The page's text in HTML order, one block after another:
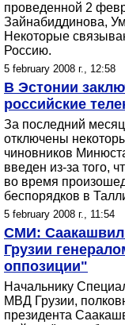
проведенной 2
Зайнабиддинова,
Некоторые
Россию.
5 february 2008 г., 12:58
В Эстонии
российские
За последний
отключены
чиновников
введен из-за того,
во время
беспорядков в
5 february 2008 г., 11:54
СМИ:
Грузии
оппозиции"
Начальнику
МВД Грузии,
президента